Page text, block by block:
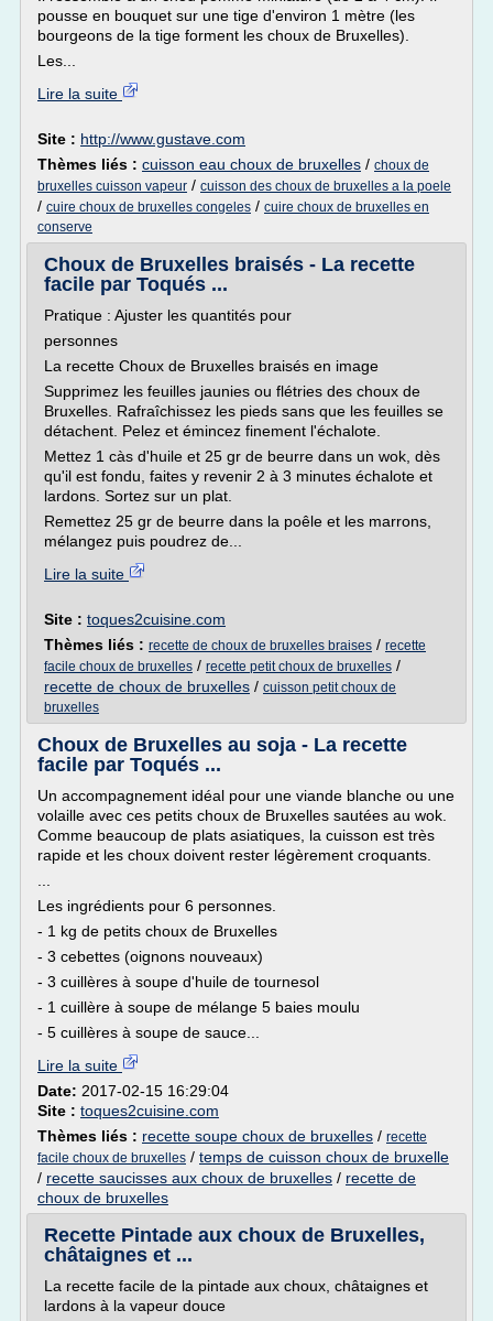
pousse en bouquet sur une tige d'environ 1 mètre (les
bourgeons de la tige forment les choux de Bruxelles).
Les...
Lire la suite
Site : http://www.gustave.com
Thèmes liés : cuisson eau choux de bruxelles / choux de
bruxelles cuisson vapeur / cuisson des choux de bruxelles a la poele
/ cuire choux de bruxelles congeles / cuire choux de bruxelles en
conserve
Choux de Bruxelles braisés - La recette
facile par Toqués ...
Pratique : Ajuster les quantités pour
personnes
La recette Choux de Bruxelles braisés en image
Supprimez les feuilles jaunies ou flétries des choux de
Bruxelles. Rafraîchissez les pieds sans que les feuilles se
détachent. Pelez et émincez finement l'échalote.
Mettez 1 càs d'huile et 25 gr de beurre dans un wok, dès
qu'il est fondu, faites y revenir 2 à 3 minutes échalote et
lardons. Sortez sur un plat.
Remettez 25 gr de beurre dans la poêle et les marrons,
mélangez puis poudrez de...
Lire la suite
Site : toques2cuisine.com
Thèmes liés : recette de choux de bruxelles braises / recette
facile choux de bruxelles / recette petit choux de bruxelles /
recette de choux de bruxelles / cuisson petit choux de
bruxelles
Choux de Bruxelles au soja - La recette
facile par Toqués ...
Un accompagnement idéal pour une viande blanche ou une
volaille avec ces petits choux de Bruxelles sautées au wok.
Comme beaucoup de plats asiatiques, la cuisson est très
rapide et les choux doivent rester légèrement croquants.
Les ingrédients pour 6 personnes.
- 1 kg de petits choux de Bruxelles
- 3 cebettes (oignons nouveaux)
- 3 cuillères à soupe d'huile de tournesol
- 1 cuillère à soupe de mélange 5 baies moulu
- 5 cuillères à soupe de sauce...
Lire la suite
Date: 2017-02-15 16:29:04
Site : toques2cuisine.com
Thèmes liés : recette soupe choux de bruxelles / recette
facile choux de bruxelles / temps de cuisson choux de bruxelle
/ recette saucisses aux choux de bruxelles / recette de
choux de bruxelles
Recette Pintade aux choux de Bruxelles,
châtaignes et ...
La recette facile de la pintade aux choux, châtaignes et
lardons à la vapeur douce